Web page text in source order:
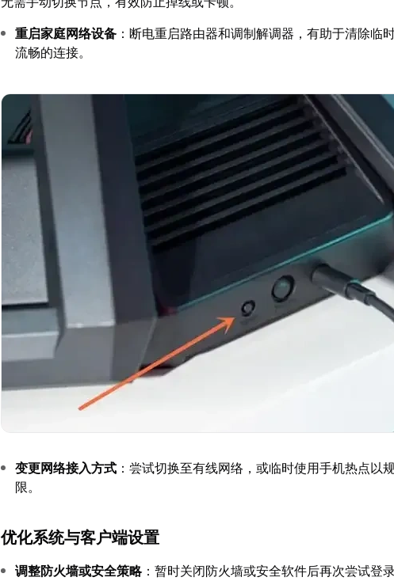
重启家庭网络设备 ：断电重启路由器和调制解调器，有助于清除临
流畅的连接。
变更网络接入方式 ：尝试切换至有线网络，或临时使用手机热点以
限。
优化系统与客户端设置
调整防火墙或安全策略：暂时关闭防火墙或安全软件后再次尝试登